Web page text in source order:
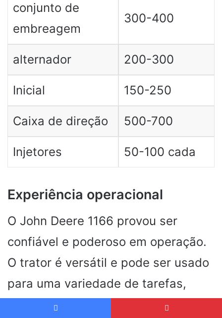
conjunto de
embreagem
300-400
alternador 200-300
Inicial 150-250
Caixa de direção 500-700
Injetores 50-100 cada
Experiência operacional
O John Deere 1166 provou ser
confiável e poderoso em operação.
O trator é versátil e pode ser usado
para uma variedade de tarefas,
incluindo lavoura, preparação da